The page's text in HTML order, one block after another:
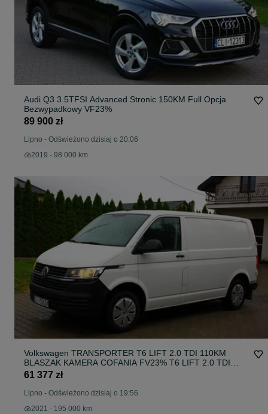
Audi Q3 3.5TFSI Advanced Stronic 150KM Full Opcja
Bezwypadkowy VF23%
89 900 zł
Lipno - Odświeżono dzisiaj o 20:06
2019 - 98 000 km
Volkswagen TRANSPORTER T6 LIFT 2.0 TDI 110KM
BLASZAK KAMERA COFANIA FV23% T6 LIFT 2.0 TDI
110KM I Właściciel PL Serwis Bezwypadkowy 100% FV23%
61 377 zł
Lipno - Odświeżono dzisiaj o 19:56
2021 - 195 000 km